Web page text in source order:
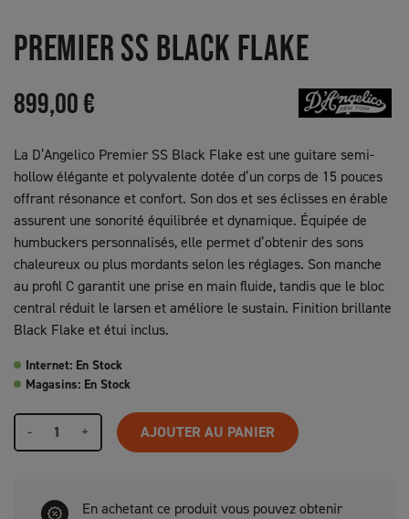
PREMIER SS BLACK FLAKE
899,00 €
La D’Angelico Premier SS Black Flake est une guitare semi-
hollow élégante et polyvalente dotée d’un corps de 15 pouces
offrant résonance et confort. Son dos et ses éclisses en érable
assurent une sonorité équilibrée et dynamique. Équipée de
humbuckers personnalisés, elle permet d’obtenir des sons
chaleureux ou plus mordants selon les réglages. Son manche
au profil C garantit une prise en main fluide, tandis que le bloc
central réduit le larsen et améliore le sustain. Finition brillante
Black Flake et étui inclus.
Internet: En Stock
Magasins: En Stock
- + AJOUTER AU PANIER
En achetant ce produit vous pouvez obtenir